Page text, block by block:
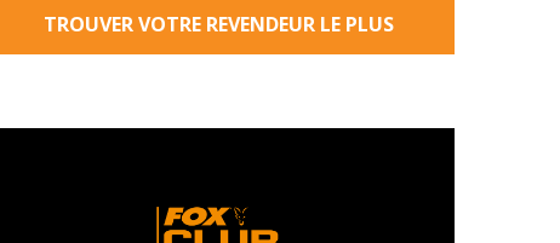
TROUVER VOTRE REVENDEUR LE PLUS